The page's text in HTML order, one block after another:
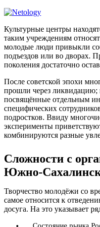
Культурные центры
таким учреждениям
молодые люди привыкли
подъездов или во дворах.
поколения достаточно
После советской эпохи
прошли через
посвящённые отдельным
специфических
подростков. Ввиду
эксперименты
комбинируются разные
Сложности с
Южно-
Творчество молодёжи со
самое относится к
досуга. На это указывает